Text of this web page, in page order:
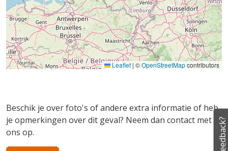
Leaflet| ©OpenStreetMapcontributors
Beschik je over foto's of andere extra informatie of heb
je opmerkingen over dit geval? Neem dan contact met
ons op.
Feedback?